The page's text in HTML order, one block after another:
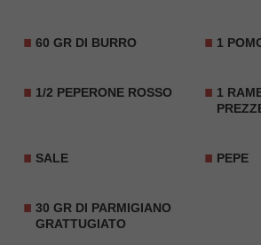
60 GR DI BURRO 1
1/2 PEPERONE ROSSO
1
SALE PEPE
30 GR DI PARMIGIANO
GRATTUGIATO